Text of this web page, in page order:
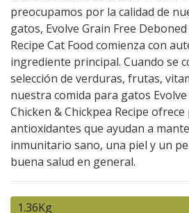
preocupamos por la calidad de
gatos, Evolve Grain Free
Recipe Cat Food comienza con
ingrediente principal. Cuando se
selección de verduras, frutas,
nuestra comida para gatos
Chicken & Chickpea Recipe
antioxidantes que ayudan a
inmunitario sano, una piel y un
buena salud en general.
1.36Kg